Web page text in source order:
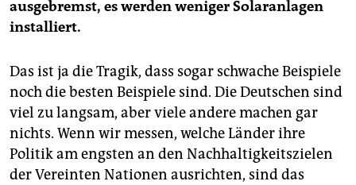
ausgebremst, es werden weniger Solaranlagen
installiert.
Das ist ja die Tragik, dass sogar schwache Beispiele
noch die besten Beispiele sind. Die Deutschen sind
viel zu langsam, aber viele andere machen gar
nichts. Wenn wir messen, welche Länder ihre
Politik am engsten an den Nachhaltigkeitszielen
der Vereinten Nationen ausrichten, sind das